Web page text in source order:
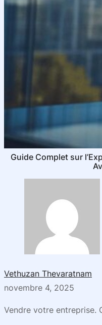
Guide Complet sur
Vethuzan Thevaratnam
novembre 4, 2025
Vendre votre entreprise.